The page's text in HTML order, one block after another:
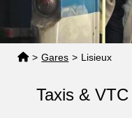
> Gares > Lisieux
Taxis &